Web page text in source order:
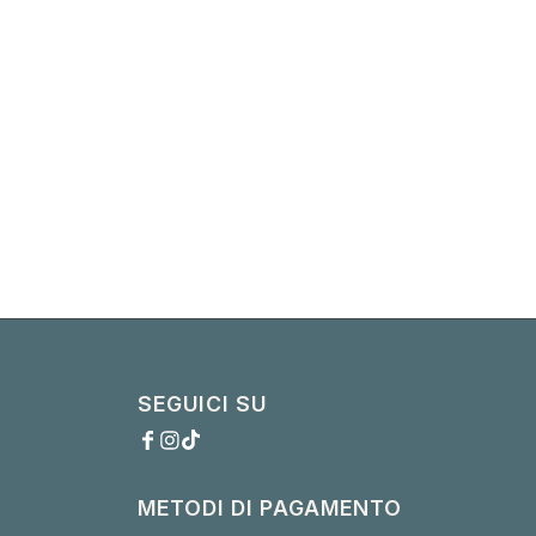
SEGUICI SU
METODI DI PAGAMENTO